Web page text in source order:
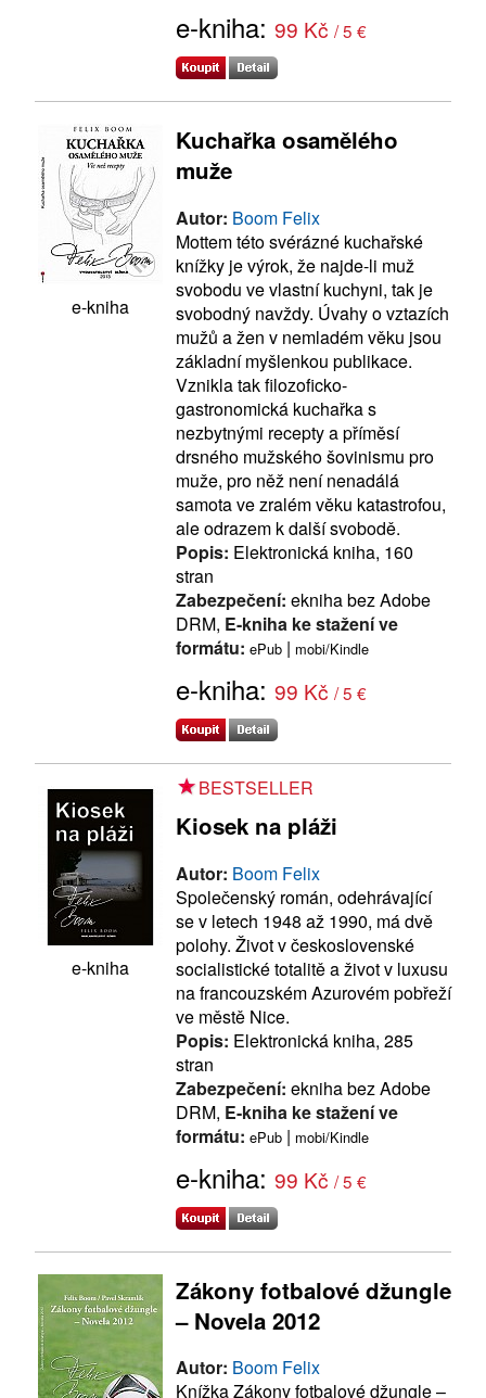
e-kniha: 99 Kč / 5 €
e-kniha
Kuchařka osamělého
muže
Autor: Boom Felix
Mottem této svérázné kuchařské
knížky je výrok, že najde-li muž
svobodu ve vlastní kuchyni, tak je
svobodný navždy. Úvahy o vztazích
mužů a žen v nemladém věku jsou
základní myšlenkou publikace.
Vznikla tak filozoficko-
gastronomická kuchařka s
nezbytnými recepty a příměsí
drsného mužského šovinismu pro
muže, pro něž není nenadálá
samota ve zralém věku katastrofou,
ale odrazem k další svobodě.
Popis: Elektronická kniha, 160
stran
Zabezpečení: ekniha bez Adobe
DRM, E-kniha ke stažení ve
formátu: ePub | mobi/Kindle
e-kniha: 99 Kč / 5 €
e-kniha
BESTSELLER
Kiosek na pláži
Autor: Boom Felix
Společenský román, odehrávající
se v letech 1948 až 1990, má dvě
polohy. Život v československé
socialistické totalitě a život v luxusu
na francouzském Azurovém pobřeží
ve městě Nice.
Popis: Elektronická kniha, 285
stran
Zabezpečení: ekniha bez Adobe
DRM, E-kniha ke stažení ve
formátu: ePub | mobi/Kindle
e-kniha: 99 Kč / 5 €
Zákony fotbalové džungle
– Novela 2012
Autor: Boom Felix
Knížka Zákony fotbalové džungle –